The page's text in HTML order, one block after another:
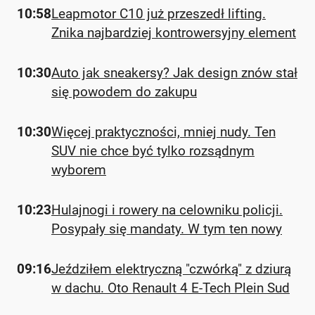
10:58Leapmotor C10 już przeszedł lifting.
Znika najbardziej kontrowersyjny element
10:30Auto jak sneakersy? Jak design znów stał
się powodem do zakupu
10:30Więcej praktyczności, mniej nudy. Ten
SUV nie chce być tylko rozsądnym
wyborem
10:23Hulajnogi i rowery na celowniku policji.
Posypały się mandaty. W tym ten nowy
09:16Jeździłem elektryczną "czwórką" z dziurą
w dachu. Oto Renault 4 E-Tech Plein Sud